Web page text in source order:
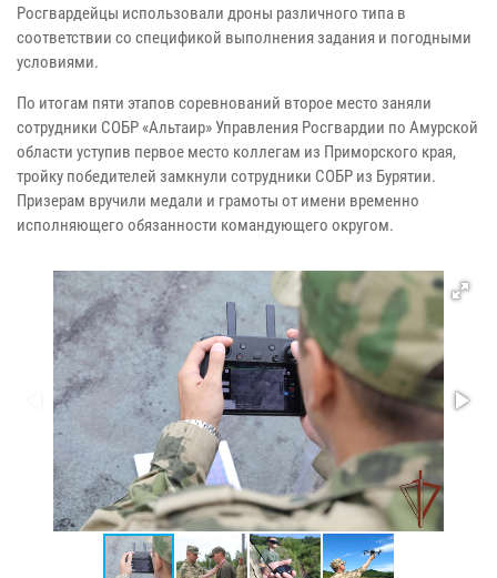
Росгвардейцы использовали дроны различного типа в
соответствии со спецификой выполнения задания и погодными
условиями.
По итогам пяти этапов соревнований второе место заняли
сотрудники СОБР «Альтаир» Управления Росгвардии по Амурской
области уступив первое место коллегам из Приморского края,
тройку победителей замкнули сотрудники СОБР из Бурятии.
Призерам вручили медали и грамоты от имени временно
исполняющего обязанности командующего округом.